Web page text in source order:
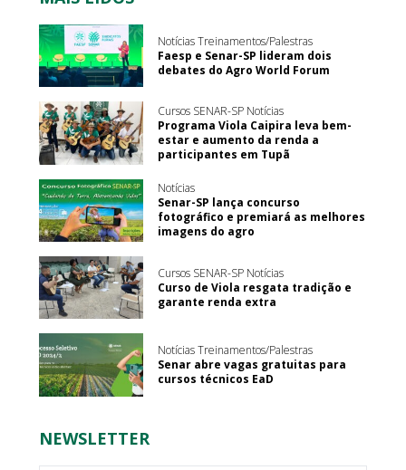
Notícias Treinamentos/Palestras
Faesp e Senar-SP lideram dois
debates do Agro World Forum
Cursos SENAR-SP Notícias
Programa Viola Caipira leva bem-
estar e aumento da renda a
participantes em Tupã
Notícias
Senar-SP lança concurso
fotográfico e premiará as melhores
imagens do agro
Cursos SENAR-SP Notícias
Curso de Viola resgata tradição e
garante renda extra
Notícias Treinamentos/Palestras
Senar abre vagas gratuitas para
cursos técnicos EaD
NEWSLETTER